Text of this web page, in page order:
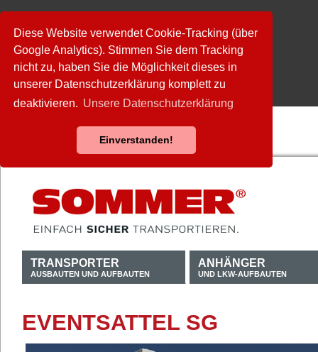
Diese Website verwendet Cookie-Tracking (über
Google Analytics). Stimmen Sie dem Tracking
nicht zu, haben Sie die Möglichkeit dieses in
unserer Datenschutzerklärung komplett zu
deaktivieren. Unsere Datenschutzerklärung
Einverstanden!
TRANSPORTER
AUSBAUTEN UND AUFBAUTEN
ANHÄNGER
UND LKW-AUFBAUTEN
EVENTSATTEL SG